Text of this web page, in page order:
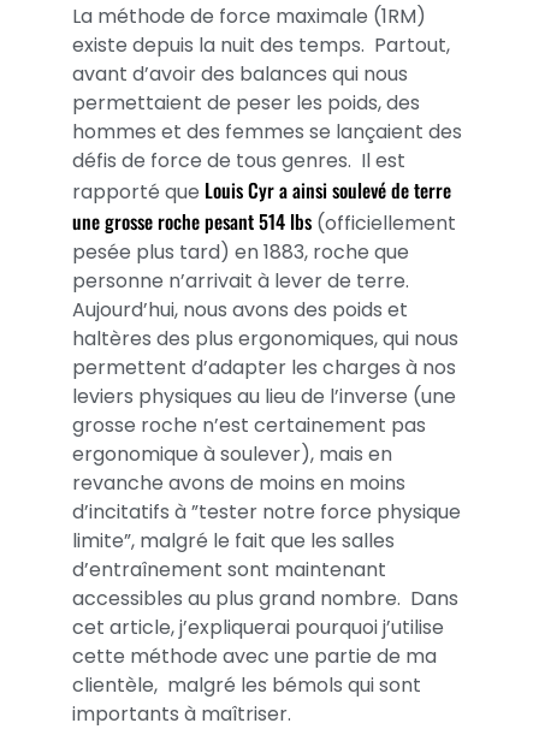
La méthode de force maximale (1RM)
existe depuis la nuit des temps. Partout,
avant d’avoir des balances qui nous
permettaient de peser les poids, des
hommes et des femmes se lançaient des
défis de force de tous genres. Il est
rapporté que Louis Cyr a ainsi soulevé de terre
une grosse roche pesant 514 lbs (officiellement
pesée plus tard) en 1883, roche que
personne n’arrivait à lever de terre.
Aujourd’hui, nous avons des poids et
haltères des plus ergonomiques, qui nous
permettent d’adapter les charges à nos
leviers physiques au lieu de l’inverse (une
grosse roche n’est certainement pas
ergonomique à soulever), mais en
revanche avons de moins en moins
d’incitatifs à ”tester notre force physique
limite”, malgré le fait que les salles
d’entraînement sont maintenant
accessibles au plus grand nombre. Dans
cet article, j’expliquerai pourquoi j’utilise
cette méthode avec une partie de ma
clientèle, malgré les bémols qui sont
importants à maîtriser.